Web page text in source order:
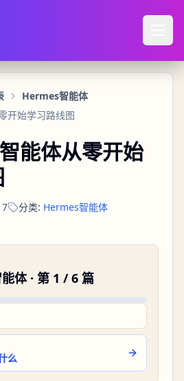
Hermes智能体
开始学习路线图
能体从零开始
分类: Hermes智能体
体· 第 1 /6 篇
么